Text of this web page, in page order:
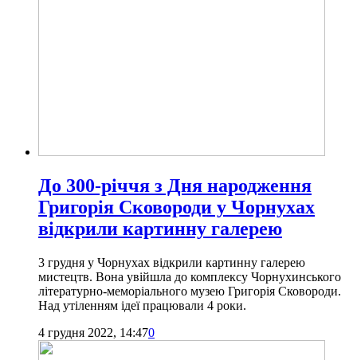
До 300-річчя з Дня народження
Григорія Сковороди у Чорнухах
відкрили картинну галерею
3 грудня у Чорнухах відкрили картинну галерею
мистецтв. Вона увійшла до комплексу Чорнухинського
літературно-меморіального музею Григорія Сковороди.
Над утіленням ідеї працювали 4 роки.
4 грудня 2022, 14:470